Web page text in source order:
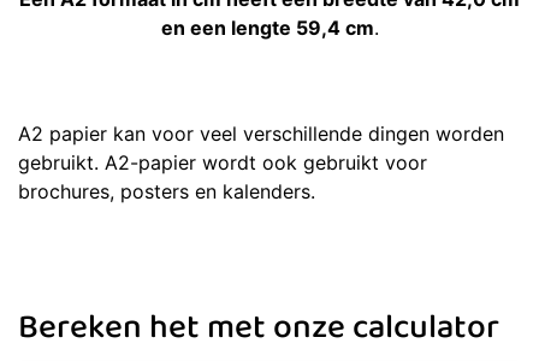
en een lengte 59,4 cm.
A2 papier kan voor veel verschillende dingen worden
gebruikt. A2-papier wordt ook gebruikt voor
brochures, posters en kalenders.
Bereken het met onze calculator